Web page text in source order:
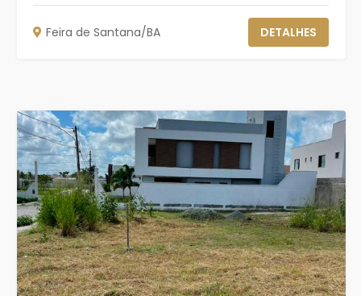
Feira de Santana/BA DETALHES